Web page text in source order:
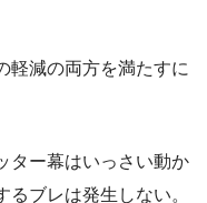
軽減の両方を満たすに
ター幕はいっさい動か
ブレは発生しない。